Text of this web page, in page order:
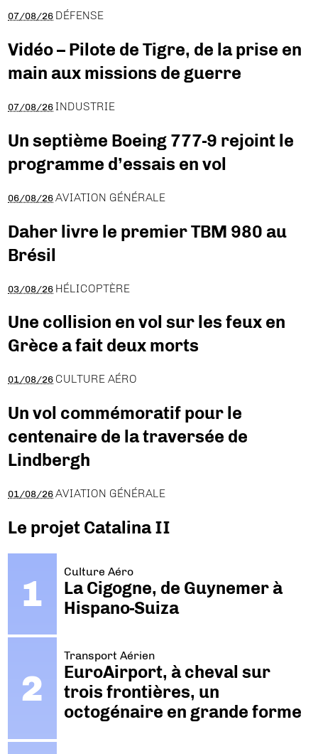
07/08/26 DÉFENSE
Vidéo – Pilote de Tigre, de la prise en
main aux missions de guerre
07/08/26 INDUSTRIE
Un septième Boeing 777-9 rejoint le
programme d’essais en vol
06/08/26 AVIATION GÉNÉRALE
Daher livre le premier TBM 980 au
Brésil
03/08/26 HÉLICOPTÈRE
Une collision en vol sur les feux en
Grèce a fait deux morts
01/08/26 CULTURE AÉRO
Un vol commémoratif pour le
centenaire de la traversée de
Lindbergh
01/08/26 AVIATION GÉNÉRALE
Le projet Catalina II
Culture Aéro
La Cigogne, de Guynemer à
Hispano-Suiza
Transport Aérien
EuroAirport, à cheval sur
trois frontières, un
octogénaire en grande forme